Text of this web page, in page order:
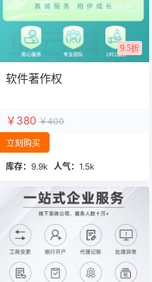
9.5折
软件著作权
￥380 ￥400
立刻购买
库存： 9.9k 人气： 1.5k